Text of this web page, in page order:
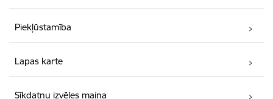
Piekļūstamība
Lapas karte
Sīkdatņu izvēles maiņa